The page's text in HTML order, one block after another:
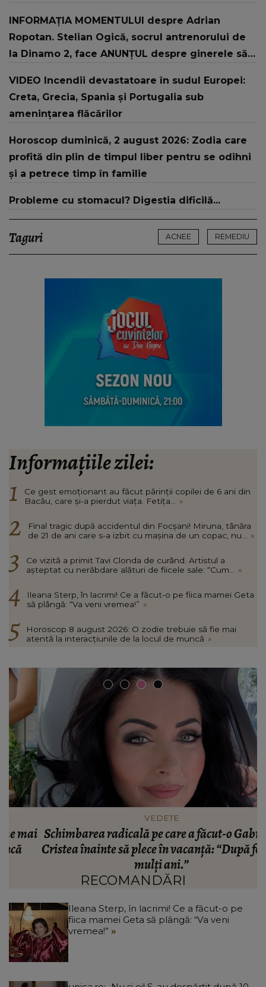
INFORMAȚIA MOMENTULUI despre Adrian
Ropotan. Stelian Ogică, socrul antrenorului de
la Dinamo 2, face ANUNȚUL despre ginerele său:
VIDEO Incendii devastatoare în sudul Europei:
Creta, Grecia, Spania și Portugalia sub
amenințarea flăcărilor
Horoscop duminică, 2 august 2026: Zodia care
profită din plin de timpul liber pentru se odihni
și a petrece timp în familie
Probleme cu stomacul? Digestia dificilă...
Taguri ACNEE REMEDIU
Informațiile zilei:
Ce gest emoționant au făcut părinții copilei de 6 ani din
Bacău, care și-a pierdut viața. Fetița...
»
Final tragic după accidentul din Focșani! Miruna, tânăra
de 21 de ani care s-a izbit cu mașina de un copac, nu...
»
Ce vizită a primit Tavi Clonda de curând. Artistul a
așteptat cu nerăbdare alături de fiicele sale: “Cum...
»
Ileana Sterp, în lacrimi! Ce a făcut-o pe fiica mamei Geta
să plângă: “Va veni vremea!” »
Horoscop 8 august 2026: O zodie trebuie să fie mai
atentă la interacțiunile de la locul de muncă »
VEDETE
Schimbarea radicală pe care a făcut-o Gabriela
Cristea înainte să plece în vacanță: “După foarte
mulți ani.”
RECOMANDĂRI
Ileana Sterp, în lacrimi! Ce a făcut-o pe
fiica mamei Geta să plângă: “Va veni
vremea!”